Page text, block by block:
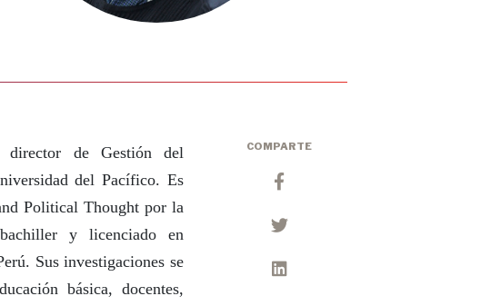
director de Gestión del
del Pacífico. Es
Political Thought por la
y licenciado en
Sus investigaciones se
básica, docentes,
COMPARTE